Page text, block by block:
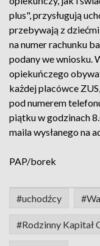
plus", przysługują
przebywają z
na numer rachunku
podany we wniosku.
opiekuńczego
każdej placówce
pod numerem
piątku w godzinach
maila wysłanego na
PAP/borek
#uchodźcy
#Rodzinny Kapitał